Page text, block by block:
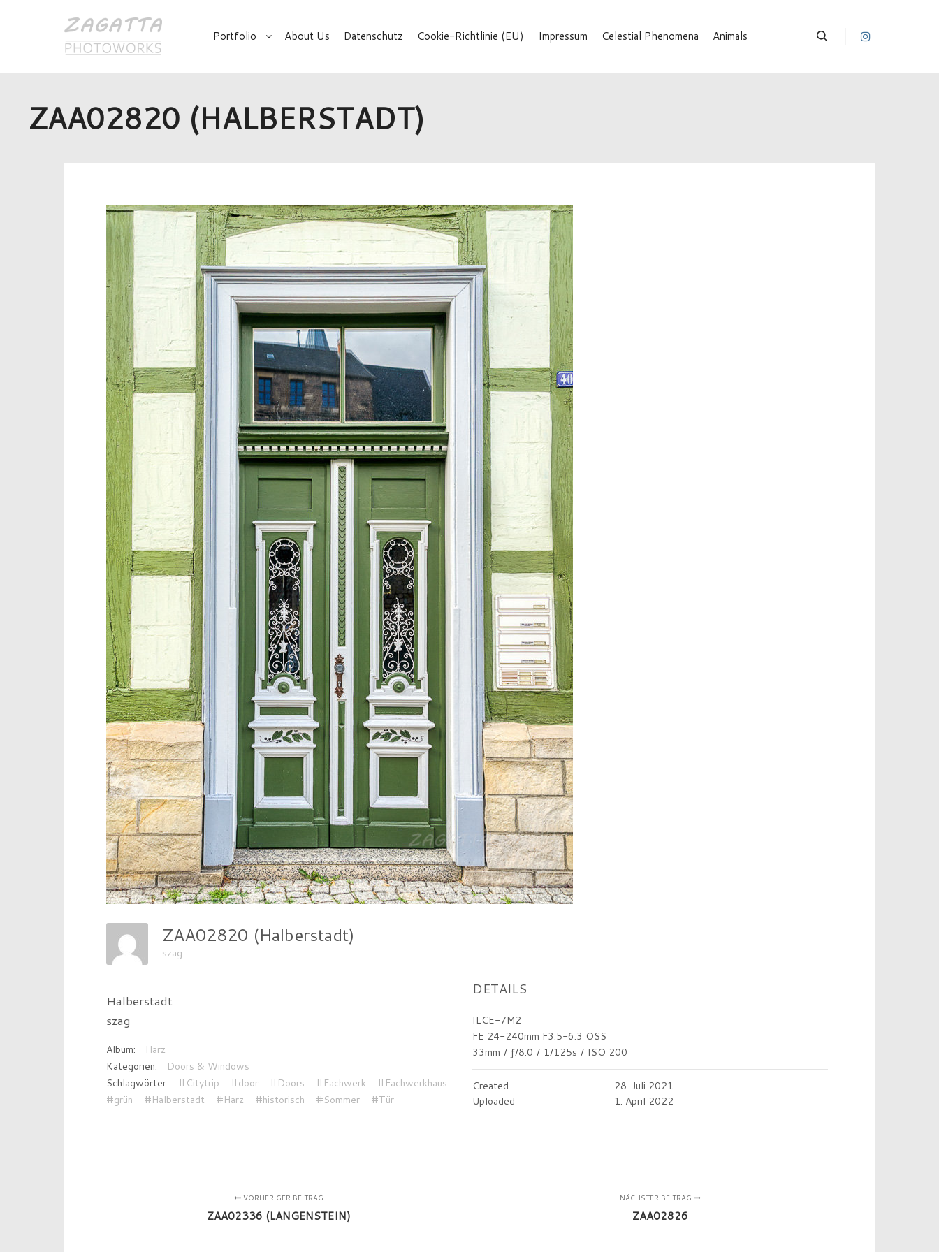
Portfolio About Us Datenschutz Cookie-Richtlinie (EU) Impressum Celestial Phenomena Animals
ZAA02820 (HALBERSTADT)
ZAA02820 (Halberstadt)
szag
Halberstadt
szag
Album:
Harz
Kategorien:
Doors & Windows
Schlagwörter:
#Citytrip #door #Doors #Fachwerk
#Fachwerkhaus
#grün
#Halberstadt #Harz #historisch #Sommer #Tür
DETAILS
ILCE-7M2
FE 24-240mm F3.5-6.3 OSS
33mm / ƒ/8.0 / 1/125s / ISO 200
Created
28. Juli 2021
Uploaded
1. April 2022
VORHERIGER BEITRAG
ZAA02336 (LANGENSTEIN)
NÄCHSTER BEITRAG
ZAA02826